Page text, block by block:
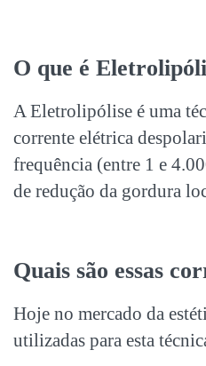
O que é
A Eletrolipólise é uma
corrente elétrica
frequência (entre 1 e
de redução da gordura
Quais são essas
Hoje no mercado da
utilizadas para esta